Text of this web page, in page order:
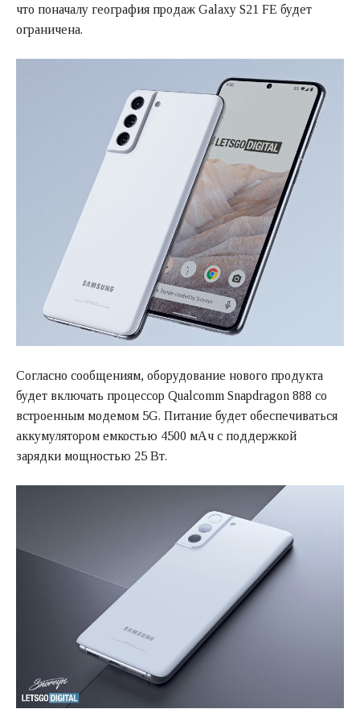
что поначалу география продаж Galaxy S21 FE будет
ограничена.
Согласно сообщениям, оборудование нового продукта
будет включать процессор Qualcomm Snapdragon 888 со
встроенным модемом 5G. Питание будет обеспечиваться
аккумулятором емкостью 4500 мАч с поддержкой
зарядки мощностью 25 Вт.